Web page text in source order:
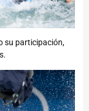
su participación,